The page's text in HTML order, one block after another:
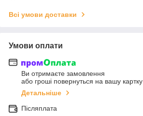
Всі умови доставки
Умови оплати
Ви отримаєте замовлення
або гроші повернуться на вашу картку
Детальніше
Післяплата